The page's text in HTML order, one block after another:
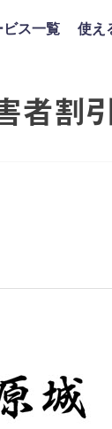
ビス一覧 使え
割引